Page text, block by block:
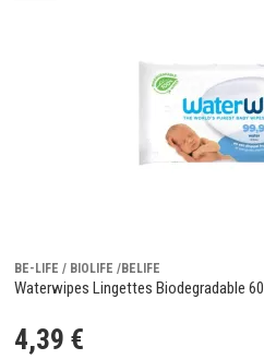
BE-LIFE / BIOLIFE /BELIFE
Waterwipes Lingettes Biodegradable 60
4,39 €